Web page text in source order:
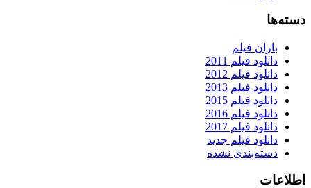
دسته‌ها
باران فیلم
دانلود فیلم 2011
دانلود فیلم 2012
دانلود فیلم 2013
دانلود فیلم 2015
دانلود فیلم 2016
دانلود فیلم 2017
دانلود فیلم جدید
دسته‌بندی نشده
اطلاعات